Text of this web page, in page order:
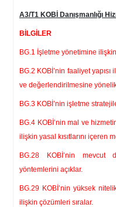
A3/T1 KOBİ Danışmanlığı
BİLGİLER
BG.1 İşletme yönetimine
BG.2 KOBİ’nin faaliyet
ve değerlendirilmesine
BG.3 KOBİ’nin işletme
BG.4 KOBİ’nin mal ve
ilişkin yasal kısıtlarını içeren
BG.28 KOBİ’nin mevcut
yöntemlerini açıklar.
BG.29 KOBİ’nin yüksek
ilişkin çözümleri sıralar.